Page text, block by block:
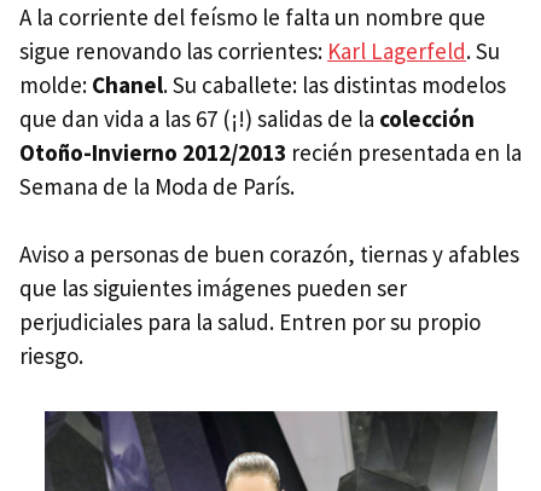
A la corriente del feísmo le falta un nombre que
sigue renovando las corrientes: Karl Lagerfeld. Su
molde: Chanel. Su caballete: las distintas modelos
que dan vida a las 67 (¡!) salidas de la colección
Otoño-Invierno 2012/2013 recién presentada en la
Semana de la Moda de París.
Aviso a personas de buen corazón, tiernas y afables
que las siguientes imágenes pueden ser
perjudiciales para la salud. Entren por su propio
riesgo.